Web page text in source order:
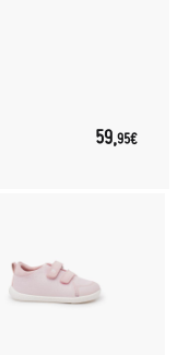
59,95€